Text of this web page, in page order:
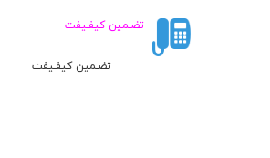
تضـمین کیفـیفت
تضـمین کیفـیفت